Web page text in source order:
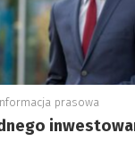
prasowa